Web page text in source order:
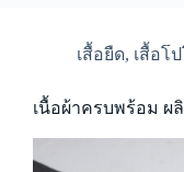
เสื้อยืด, เสื้อโ
เนื้อผ้าครบพร้อม ผ